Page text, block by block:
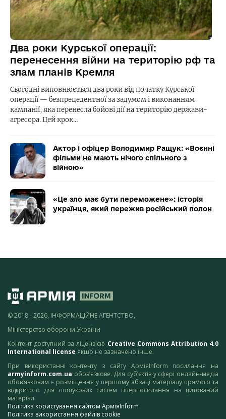
Два роки Курської операції:
перенесення війни на територію рф та
злам планів Кремля
Сьогодні виповнюється два роки від початку Курської
операції — безпрецедентної за задумом і виконанням
кампанії, яка перенесла бойові дії на територію держави-
агресора. Цей крок…
Актор і офіцер Володимир Ращук: «Воєнні
фільми не мають нічого спільного з
війною»
«Це зло має бути переможене»: історія
українця, який пережив російський полон
© 2018 - 2026, ІНФОРМАЦІЙНЕ АГЕНТСТВО,
Міністерство оборони України
Контент доступний за ліцензією Creative Commons Attribution 4.0
International license якщо не зазначено інше.
При використанні контенту з сайту АрміяInform посилання на
armyinform.com.ua обов’язкове. Для суб’єктів у сфері онлайн-медіа
обов’язковим є розміщення у першому абзаці матеріалу прямого та
відкритого для пошукових систем гіперпосилання на цитований
матеріал.
Політика користування сайтом АрміяInform
Політика використання файлів cookie